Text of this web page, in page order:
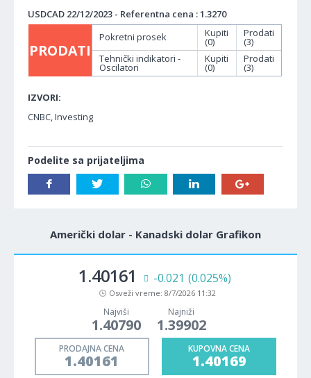
USDCAD 22/12/2023 - Referentna cena : 1.3270
PRODATI
Pokretni prosek Kupiti
(0)
Prodati
(3)
Tehnički indikatori -
Oscilatori
Kupiti
(0)
Prodati
(3)
IZVORI:
CNBC, Investing
Podelite sa prijateljima
Američki dolar - Kanadski dolar Grafikon
1.40161 -0.021 (0.025%)
Osveži vreme: 8/7/2026 11:32
Najviši
1.40790
Najniži
1.39902
PRODAJNA CENA
1.40161
KUPOVNA CENA
1.40169